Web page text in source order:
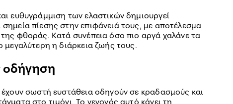
ευθυγράμμιση των ελαστικών δημιουργεί
πίεσης στην επιφάνειά τους, με αποτέλεσμα
φθοράς. Κατά συνέπεια όσο πιο αργά χαλάνε τα
μεγαλύτερη η διάρκεια ζωής τους.
οδήγηση
έχουν σωστή ευστάθεια οδηγούν σε κραδασμούς και
στο τιμόνι. Το γεγονός αυτό κάνει τη